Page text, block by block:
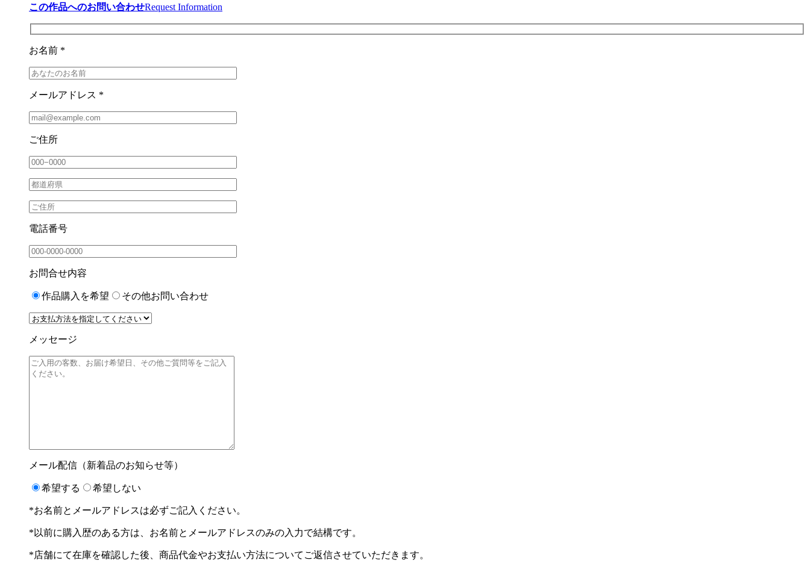
この作品へのお問い合わせRequest Information
お名前 *
メールアドレス *
ご住所
電話番号
お問合せ内容
作品購入を希望 その他お問い合わせ
メッセージ
メール配信（新着品のお知らせ等）
希望する 希望しない
*お名前とメールアドレスは必ずご記入ください。
*以前に購入歴のある方は、お名前とメールアドレスのみの入力で結構です。
*店舗にて在庫を確認した後、商品代金やお支払い方法についてご返信させていただきます。